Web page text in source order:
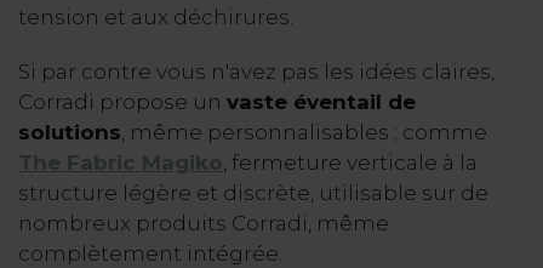
tension et aux déchirures.
Si par contre vous n'avez pas les idées claires,
Corradi propose un vaste éventail de
solutions , même personnalisables ; comme
The Fabric Magiko , fermeture verticale à la
structure légère et discrète, utilisable sur de
nombreux produits Corradi, même
complètement intégrée.